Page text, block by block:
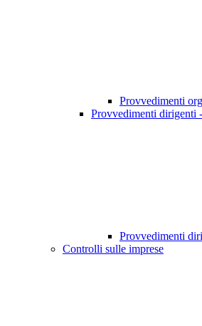
Provvedimenti
Provvedimenti dirigenti
Provvedimenti
Controlli sulle imprese